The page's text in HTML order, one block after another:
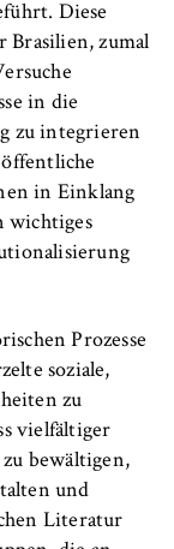
Diese
Brasilien, zumal
in die
zu integrieren
in Einklang
wichtiges
Prozesse
soziale,
zu
vielfältiger
bewältigen,
und
Literatur